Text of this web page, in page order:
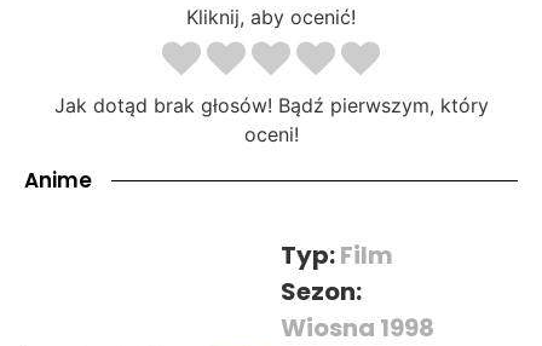
Kliknij, aby ocenić!
Jak dotąd brak głosów! Bądź pierwszym, który
oceni!
Anime
Typ:Film
Sezon:
Wiosna 1998